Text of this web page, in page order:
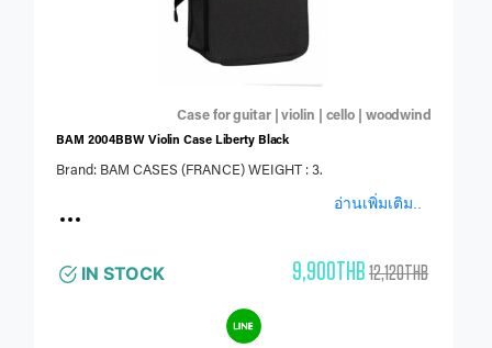
Case for guitar | violin | cello | woodwind
BAM 2004BBW Violin Case Liberty Black
Brand: BAM CASES (FRANCE) WEIGHT : 3.
อ่านเพิ่มเติม..
IN STOCK 9,900THB12,120THB